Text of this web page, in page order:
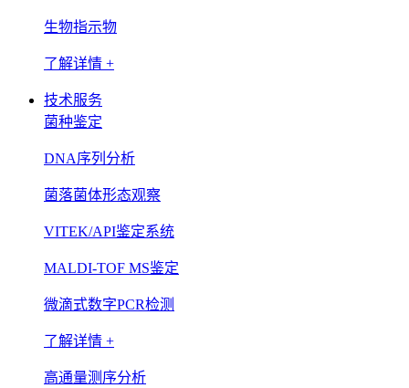
生物指示物
了解详情 +
技术服务
菌种鉴定
DNA序列分析
菌落菌体形态观察
VITEK/API鉴定系统
MALDI-TOF MS鉴定
微滴式数字PCR检测
了解详情 +
高通量测序分析